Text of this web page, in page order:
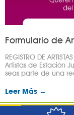
Formulario de
REGISTRO DE
Artistas de Estación
seas parte de una
Leer Más →